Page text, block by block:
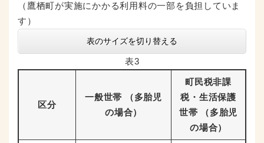
（鷹栖町が実施にかかる利用料の一部を負担していま
す）
表のサイズを切り替える
表3
区分
一般世帯 （多胎児
の場合）
町民税非課
税・生活保護
世帯 （多胎児
の場合）